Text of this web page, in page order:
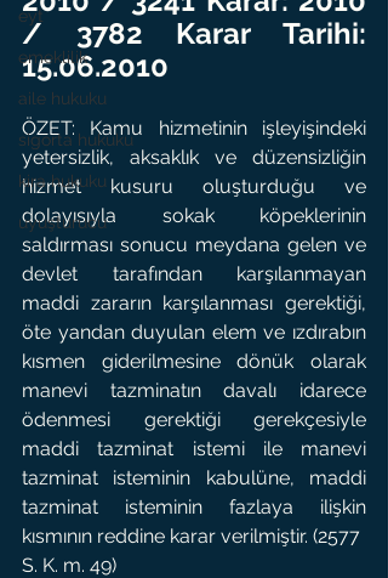
eyt
emeklilik
aile hukuku
sigorta hukuku
kira hukuku
uyuşturucu
/ 3782 Karar Tarihi:
15.06.2010
ÖZET: Kamu hizmetinin işleyişindeki
yetersizlik, aksaklık ve düzensizliğin
hizmet kusuru oluşturduğu ve
dolayısıyla sokak köpeklerinin
saldırması sonucu meydana gelen ve
devlet tarafından karşılanmayan
maddi zararın karşılanması gerektiği,
öte yandan duyulan elem ve ızdırabın
kısmen giderilmesine dönük olarak
manevi tazminatın davalı idarece
ödenmesi gerektiği gerekçesiyle
maddi tazminat istemi ile manevi
tazminat isteminin kabulüne, maddi
tazminat isteminin fazlaya ilişkin
kısmının reddine karar verilmiştir. (2577
S. K. m. 49)